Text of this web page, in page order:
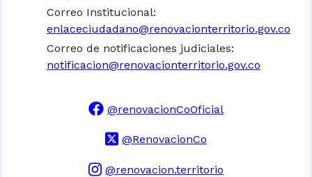
Correo Institucional:
enlaceciudadano@renovacionterritorio.gov.co
Correo de notificaciones judiciales:
notificacion@renovacionterritorio.gov.co
@renovacionCoOficial
@RenovacionCo
@renovacion.territorio